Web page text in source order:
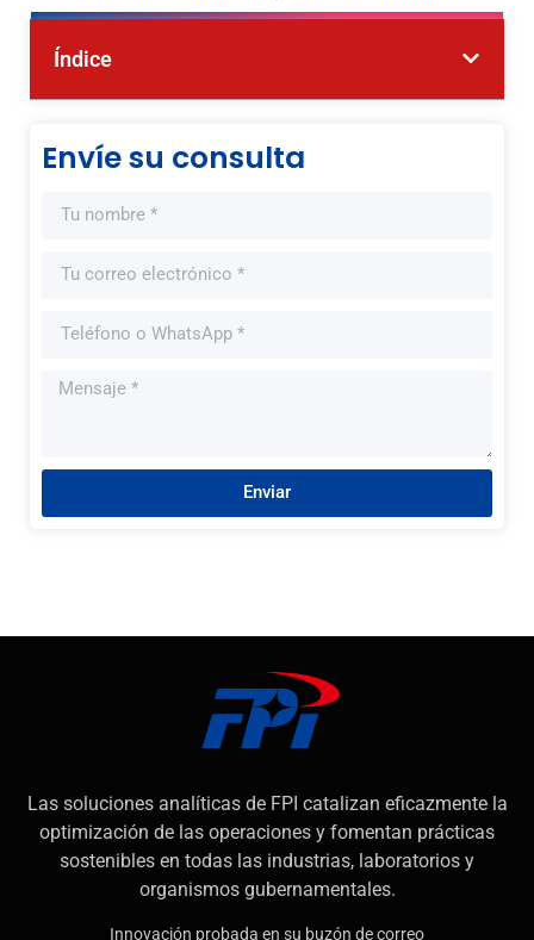
Índice
Envíe su consulta
Enviar
Las soluciones analíticas de FPI catalizan eficazmente la
optimización de las operaciones y fomentan prácticas
sostenibles en todas las industrias, laboratorios y
organismos gubernamentales.
Innovación probada en su buzón de correo